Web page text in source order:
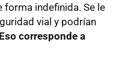
indefinida. Se le
vial y podrían
Eso corresponde a